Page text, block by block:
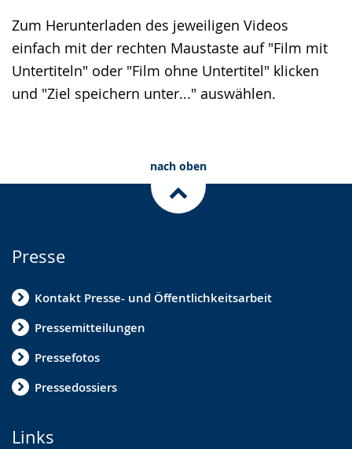
Zum Herunterladen des jeweiligen Videos
einfach mit der rechten Maustaste auf "Film mit
Untertiteln" oder "Film ohne Untertitel" klicken
und "Ziel speichern unter..." auswählen.
nach oben
Presse
Kontakt Presse- und Öffentlichkeitsarbeit
Pressemitteilungen
Pressefotos
Pressedossiers
Links